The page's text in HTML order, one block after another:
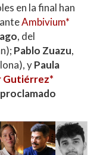
en la final han
Ambivium*
, del
Pablo Zuazu,
yPaula